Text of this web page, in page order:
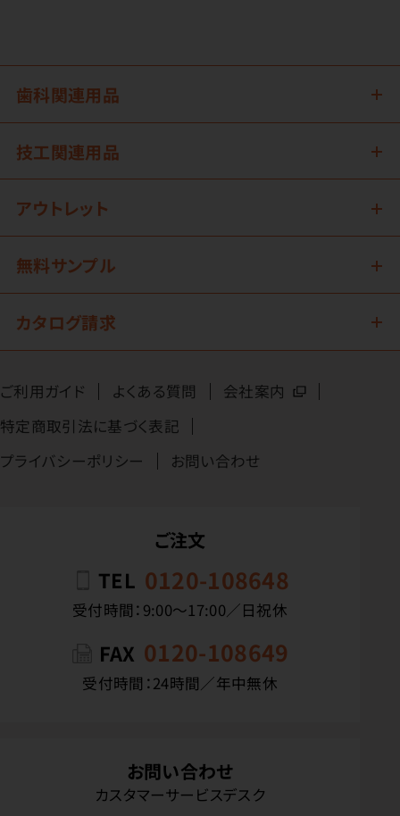
歯科関連用品
技工関連用品
アウトレット
無料サンプル
カタログ請求
ご利用ガイド よくある質問
会社案内
特定商取引法に基づく表記
プライバシーポリシー
お問い合わせ
ご注文
TEL 0120-108648
受付時間：9:00〜17:00／日祝休
FAX 0120-108649
受付時間：24時間／年中無休
お問い合わせ
カスタマーサービスデスク